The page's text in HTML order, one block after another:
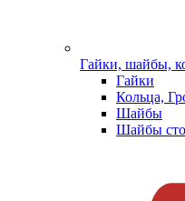
Гайки, шайбы,
Гайки
Кольца,
Шайбы
Шайбы